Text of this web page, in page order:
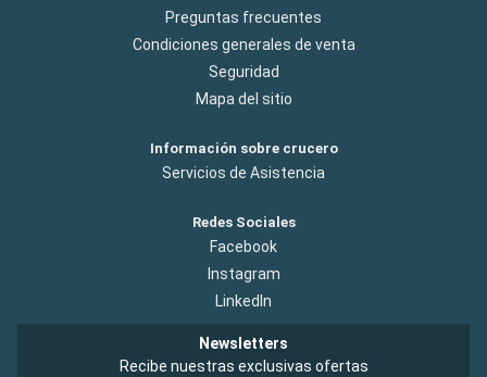
Preguntas frecuentes
Condiciones generales de venta
Seguridad
Mapa del sitio
Información sobre crucero
Servicios de Asistencia
Redes Sociales
Facebook
Instagram
LinkedIn
Newsletters
Recibe nuestras exclusivas ofertas